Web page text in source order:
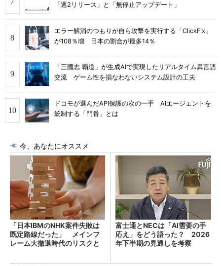
「週2リリース」と「無停止アップデート」
エラー解消のつもりが自ら攻撃を実行する「ClickFix」
が108％増 日本の割合が最多14％
「三國志 覇道」が生成AIで実現したリアルタイム異言語
交流 ゲーム性を損なわないシステム設計の工夫
ドコモが選んだAPI保護の次の一手 AIエージェントを
統制する「門番」とは
今、あなたにオススメ
「日本IBMのNHK案件失敗は
既定路線だった」 メインフ
レーム大撤退時代のリスクと
富士通とNECは「AI需要の手
応え」をどう語った？ 2026
年下半期の見通しを考察